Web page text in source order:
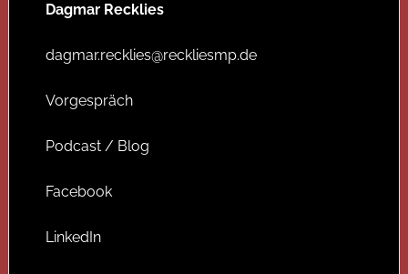
Dagmar Recklies
dagmar.recklies@reckliesmp.de
Vorgespräch
Podcast / Blog
Facebook
LinkedIn